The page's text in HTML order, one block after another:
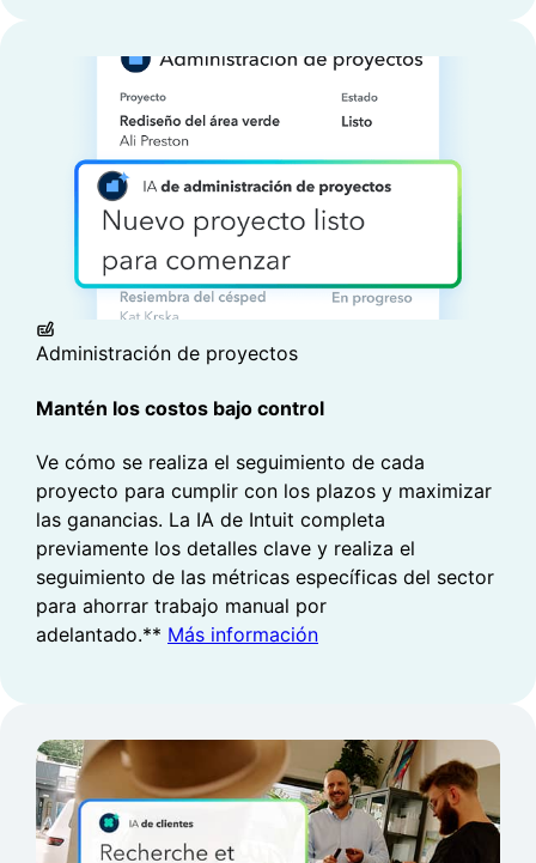
Los clientes ahorran un
promedio de 13 horasal mes
cuando usan Intuit
Intelligence.2
Administración de proyectos
Mantén los costos bajo control
Ve cómo se realiza el seguimiento de cada
proyecto para cumplir con los plazos y maximizar
las ganancias. La IA de Intuit completa
previamente los detalles clave y realiza el
seguimiento de las métricas específicas del sector
para ahorrar trabajo manual por
adelantado.** Más información